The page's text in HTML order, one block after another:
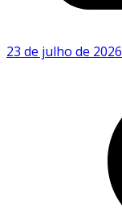
23 de julho de 2026